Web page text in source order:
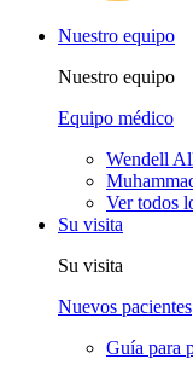
Nuestro equipo
Nuestro equipo
Equipo médico
Wendell
Ver todos
Su visita
Su visita
Nuevos pacientes
Guía para